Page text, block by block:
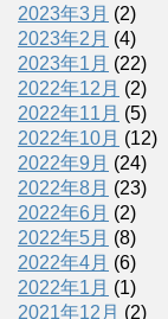
2023年3月 (2)
2023年2月 (4)
2023年1月 (22)
2022年12月 (2)
2022年11月 (5)
2022年10月 (12)
2022年9月 (24)
2022年8月 (23)
2022年6月 (2)
2022年5月 (8)
2022年4月 (6)
2022年1月 (1)
2021年12月 (2)